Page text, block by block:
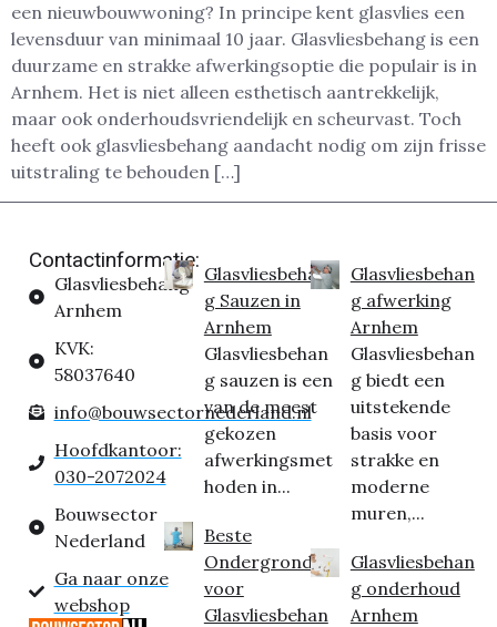
een nieuwbouwwoning? In principe kent glasvlies een
levensduur van minimaal 10 jaar. Glasvliesbehang is een
duurzame en strakke afwerkingsoptie die populair is in
Arnhem. Het is niet alleen esthetisch aantrekkelijk,
maar ook onderhoudsvriendelijk en scheurvast. Toch
heeft ook glasvliesbehang aandacht nodig om zijn frisse
uitstraling te behouden […]
Contactinformatie:
Glasvliesbehang
Arnhem
KVK:
58037640
info@bouwsectornederland.nl
Hoofdkantoor:
030-2072024
Bouwsector
Nederland
Ga naar onze
webshop
Glasvliesbehan
g Sauzen in
Arnhem
Glasvliesbehan
g sauzen is een
van de meest
gekozen
afwerkingsmet
hoden in...
Beste
Ondergrond
voor
Glasvliesbehan
Glasvliesbehan
g afwerking
Arnhem
Glasvliesbehan
g biedt een
uitstekende
basis voor
strakke en
moderne
muren,...
Glasvliesbehan
g onderhoud
Arnhem